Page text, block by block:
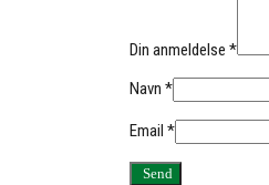
Din anmeldelse *
Navn *
Email *